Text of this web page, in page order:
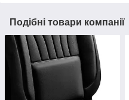
Подібні товари компанії